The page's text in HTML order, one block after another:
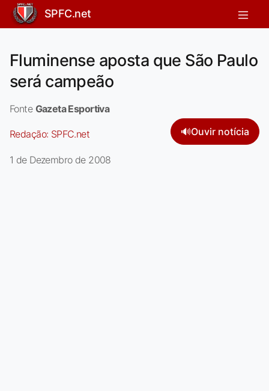
SPFC.net
Fluminense aposta que São Paulo
será campeão
Fonte Gazeta Esportiva
Redação: SPFC.net 🔊Ouvir notícia
1 de Dezembro de 2008